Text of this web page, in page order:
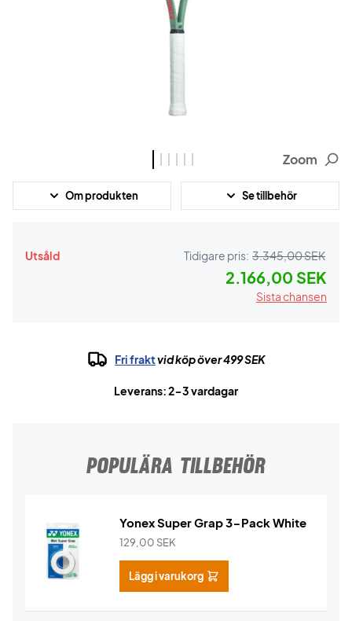
Zoom
Om produkten Se tillbehör
Utsåld Tidigare pris: 3.345,00 SEK
2.166,00 SEK
Sista chansen
Fri fraktvid köp över 499 SEK
Leverans: 2-3 vardagar
POPULÄRA TILLBEHÖR
Yonex Super Grap 3-Pack White
129,00 SEK
Lägg i varukorg